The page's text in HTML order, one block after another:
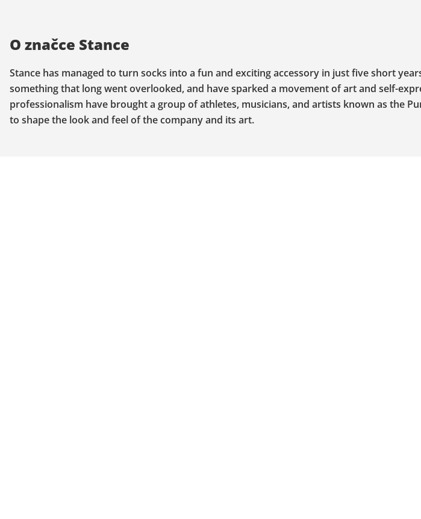
O značce Stance
Stance has managed to turn socks into a fun and exciting accessory in just five short
something that long went overlooked, and have sparked a movement of art and self-
professionalism have brought a group of athletes, musicians, and artists known as the
to shape the look and feel of the company and its art.